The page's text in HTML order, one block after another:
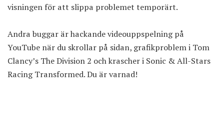
visningen för att slippa problemet temporärt.
Andra buggar är hackande videouppspelning på
YouTube när du skrollar på sidan, grafikproblem i Tom
Clancy’s The Division 2 och krascher i Sonic & All-Stars
Racing Transformed. Du är varnad!